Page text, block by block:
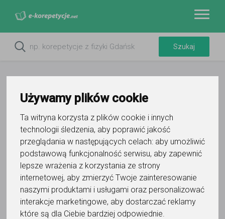
Używamy plików cookie
Ta witryna korzysta z plików cookie i innych
technologii śledzenia, aby poprawić jakość
przeglądania w następujących celach: aby umożliwić
podstawową funkcjonalność serwisu, aby zapewnić
lepsze wrażenia z korzystania ze strony
internetowej, aby zmierzyć Twoje zainteresowanie
naszymi produktami i usługami oraz personalizować
interakcje marketingowe, aby dostarczać reklamy
które są dla Ciebie bardziej odpowiednie
Tomasz Derda
Wyślij wiadomość